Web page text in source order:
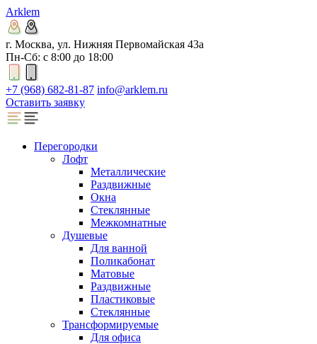
Arklem
г. Москва, ул. Нижняя Первомайская 43а
Пн-Сб: с 8:00 до 18:00
+7 (968) 682-81-87 info@arklem.ru
Оставить заявку
Перегородки
Лофт
Металлические
Раздвижные
Окна
Стеклянные
Межкомнатные
Душевые
Для ванной
Поликабонат
Матовые
Раздвижные
Пластиковые
Стеклянные
Трансформируемые
Для офиса